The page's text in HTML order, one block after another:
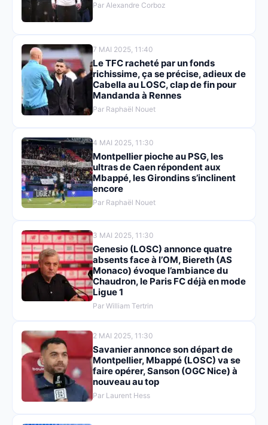
Par Alexandre Corboz
7 MAI 2025, 11:40
Le TFC racheté par un fonds
richissime, ça se précise, adieux de
Cabella au LOSC, clap de fin pour
Mandanda à Rennes
Par Raphaël Nouet
4 MAI 2025, 11:30
Montpellier pioche au PSG, les
ultras de Caen répondent aux
Mbappé, les Girondins s’inclinent
encore
Par Raphaël Nouet
3 MAI 2025, 11:30
Genesio (LOSC) annonce quatre
absents face à l’OM, Biereth (AS
Monaco) évoque l’ambiance du
Chaudron, le Paris FC déjà en mode
Ligue 1
Par William Tertrin
2 MAI 2025, 11:30
Savanier annonce son départ de
Montpellier, Mbappé (LOSC) va se
faire opérer, Sanson (OGC Nice) à
nouveau au top
Par Laurent Hess